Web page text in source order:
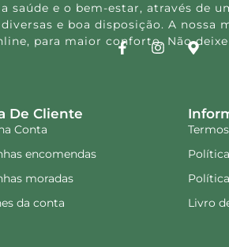
saúde e o bem-estar, através de
e boa disposição. A nossa
para maior conforto. Não
De Cliente
Conta
encomendas
moradas
da conta
Livro